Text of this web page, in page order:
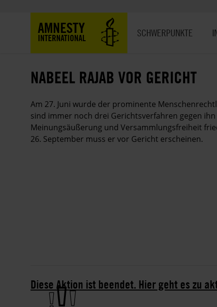
AMNESTY
INTERNATIONAL SCHWERPUNKTE
NABEEL RAJAB VOR GERICHT
Am 27. Juni wurde der prominente
sind immer noch drei Gerichtsverfahren gegen
Meinungsäußerung und Versammlungsfreiheit
26. September muss er vor Gericht erscheinen.
Diese Aktion ist beendet. Hier geht es zu